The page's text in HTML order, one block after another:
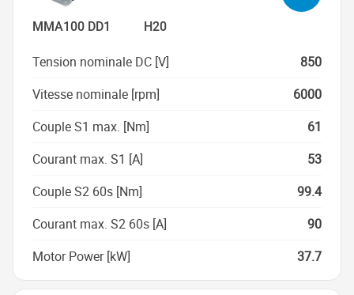
MMA100 DD1 H20
Tension nominale DC [V]
850
Vitesse nominale [rpm]
6000
Couple S1 max. [Nm]
61
Courant max. S1 [A]
53
Couple S2 60s [Nm]
99.4
Courant max. S2 60s [A]
90
Motor Power [kW]
37.7